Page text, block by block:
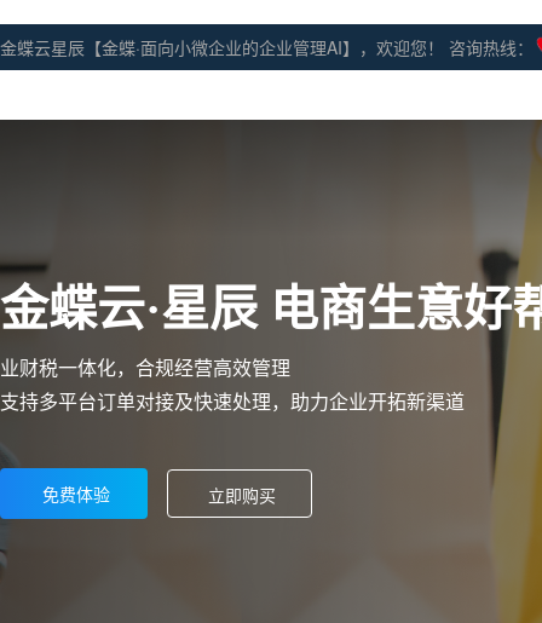
金蝶云星辰【金蝶·面向小微企业的企业管理AI】，欢迎您！ 咨询热线：
金蝶云·星辰 电商生意好
业财税一体化，合规经营高效管理
支持多平台订单对接及快速处理，助力企业开拓新渠道
免费体验 立即购买